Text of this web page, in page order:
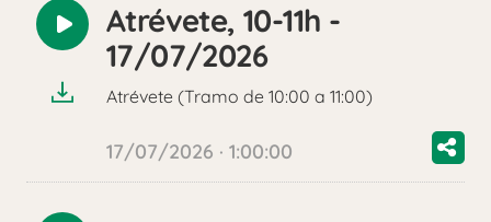
Reproducir
audio
Atrévete, 10-11h -
17/07/2026
Atrévete (Tramo de 10:00 a 11:00)
17/07/2026 · 1:00:00